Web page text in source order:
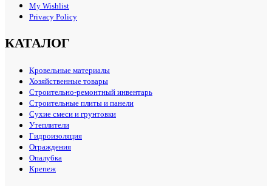
My Wishlist
Privacy Policy
КАТАЛОГ
Кровельные материалы
Хозяйственные товары
Строительно-ремонтный инвентарь
Строительные плиты и панели
Сухие смеси и грунтовки
Утеплители
Гидроизоляция
Ограждения
Опалубка
Крепеж